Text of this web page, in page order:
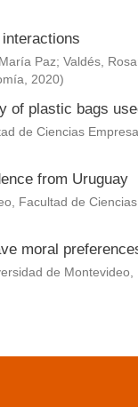
Paz; Valdés,
, 2020)
of plastic bags
de Ciencias
from Uruguay
Facultad de
moral
de Montevideo,